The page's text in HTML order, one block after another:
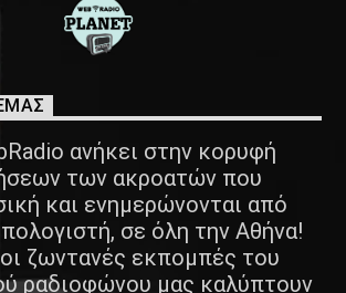
ανήκει στην κορυφή
των ακροατών που
και ενημερώνονται από
σε όλη την Αθήνα!
ζωντανές εκπομπές του
ραδιοφώνου μας καλύπτουν